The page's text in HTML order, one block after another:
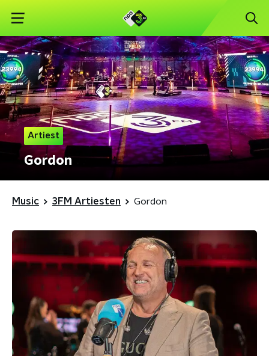
Artiest
Gordon
Music 3FM Artiesten Gordon